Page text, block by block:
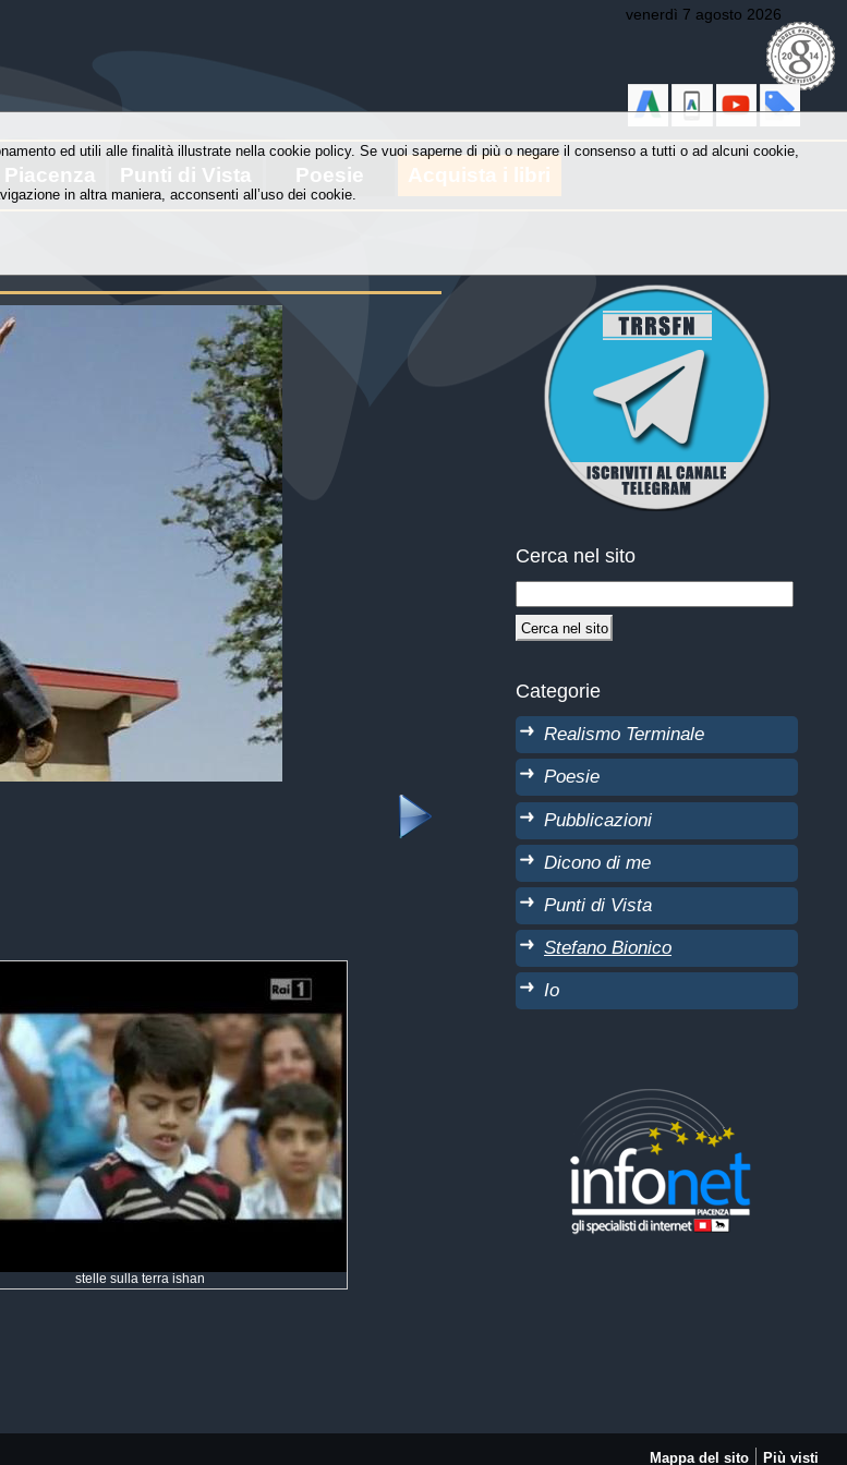
venerdì 7 agosto 2026
Punti di Vista Poesie Acquista i libri
stelle sulla terra ishan
Cerca nel sito
Categorie
Realismo Terminale
Poesie
Pubblicazioni
Dicono di me
Punti di Vista
Stefano Bionico
Io
Mappa del sito Più visti
ed utili alle finalità illustrate nella cookie policy. Se vuoi saperne di più o negare il consenso a tutti o ad alcuni cookie,
in altra maniera, acconsenti all’uso dei cookie.